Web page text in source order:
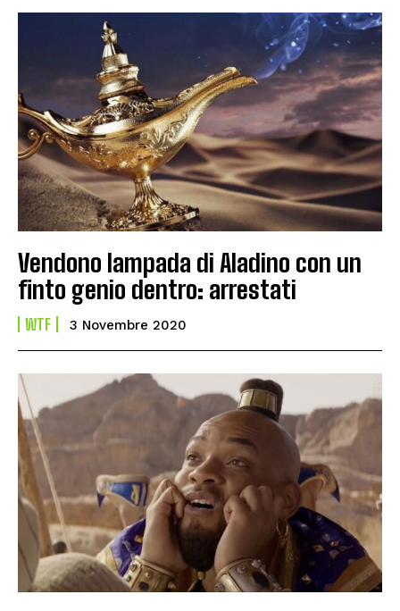
Vendono lampada di Aladino con un
finto genio dentro: arrestati
WTF 3 Novembre 2020